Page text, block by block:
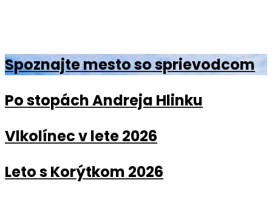
Spoznajte mesto so sprievodcom
Po stopách Andreja Hlinku
Vlkolínec v lete 2026
Leto s Korýtkom 2026